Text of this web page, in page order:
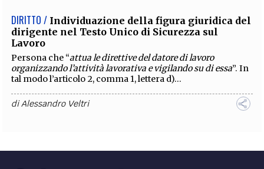
INNOVAZIONE
ALTRO
TEAM
FILODIRITTO REDAZIONE
CURATORI
EXTRA
DIRITTO / Individuazione della figura giuridica del
dirigente nel Testo Unico di Sicurezza sul
Lavoro
Persona che “attua le direttive del datore di lavoro
organizzando l’attività lavorativa e vigilando su di essa”. In
tal modo l’articolo 2, comma 1, lettera d)...
diAlessandro Veltri